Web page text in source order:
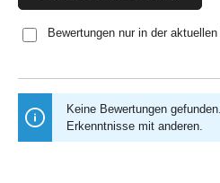
Bewertungen nur in der
Keine Bewertungen
Erkenntnisse mit anderen.